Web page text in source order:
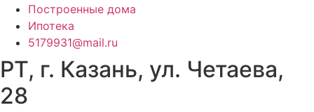
Построенные дома
Ипотека
5179931@mail.ru
РТ, г. Казань, ул. Четаева,
28